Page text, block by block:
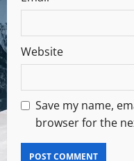
Website
Save my name,
browser for the